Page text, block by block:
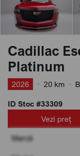
Cadillac
Platinum
2026 20 km
ID Stoc #33309
Vezi preț
Marcă